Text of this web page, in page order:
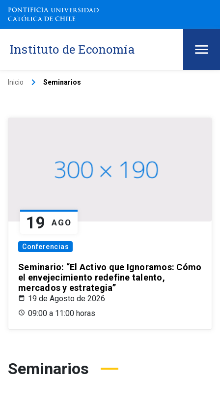
Instituto de Economía
Inicio keyboard_arrow_right Seminarios
19 AGO
Conferencias
Seminario: “El Activo que Ignoramos: Cómo
el envejecimiento redefine talento,
mercados y estrategia”
19 de Agosto de 2026
09:00 a 11:00 horas
Seminarios